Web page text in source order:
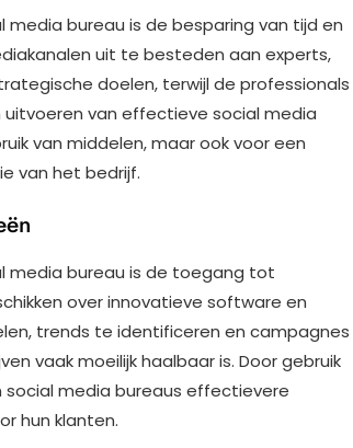
media bureau is de besparing van tijd en
uit te besteden aan experts,
doelen, terwijl de professionals
van effectieve social media
van middelen, maar ook voor een
van het bedrijf.
media bureau is de toegang tot
over innovatieve software en
trends te identificeren en campagnes
vaak moeilijk haalbaar is. Door gebruik
media bureaus effectievere
hun klanten.